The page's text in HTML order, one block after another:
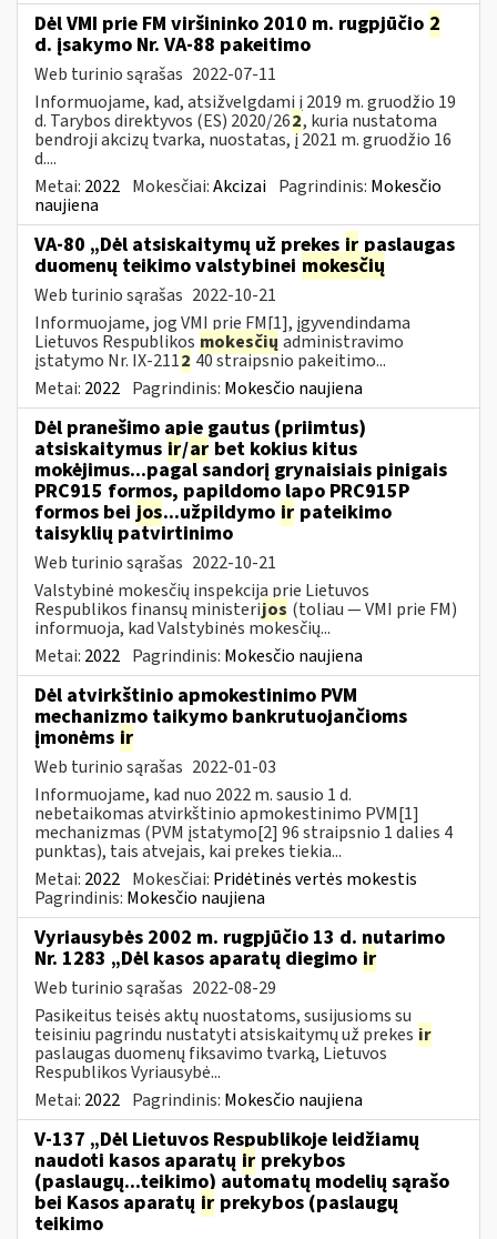
Dėl VMI prie FM viršininko 2010 m. rugpjūčio 2
d. įsakymo Nr. VA-88 pakeitimo
Web turinio sąrašas 2022-07-11
Informuojame, kad, atsižvelgdami į 2019 m. gruodžio 19
d. Tarybos direktyvos (ES) 2020/262, kuria nustatoma
bendroji akcizų tvarka, nuostatas, į 2021 m. gruodžio 16
d....
Metai: 2022 Mokesčiai:Akcizai Pagrindinis: Mokesčio
naujiena
VA-80 „Dėl atsiskaitymų už prekes ir paslaugas
duomenų teikimo valstybinei mokesčių
Web turinio sąrašas 2022-10-21
Informuojame, jog VMI prie FM[1], įgyvendindama
Lietuvos Respublikos mokesčių administravimo
įstatymo Nr. IX-2112 40 straipsnio pakeitimo...
Metai: 2022 Pagrindinis: Mokesčio naujiena
Dėl pranešimo apie gautus (priimtus)
atsiskaitymus ir/ar bet kokius kitus
mokėjimus...pagal sandorį grynaisiais pinigais
PRC915 formos, papildomo lapo PRC915P
formos bei jos...užpildymo ir pateikimo
taisyklių patvirtinimo
Web turinio sąrašas 2022-10-21
Valstybinė mokesčių inspekcija prie Lietuvos
Respublikos finansų ministerijos (toliau ― VMI prie FM)
informuoja, kad Valstybinės mokesčių...
Metai: 2022 Pagrindinis: Mokesčio naujiena
Dėl atvirkštinio apmokestinimo PVM
mechanizmo taikymo bankrutuojančioms
įmonėms ir
Web turinio sąrašas 2022-01-03
Informuojame, kad nuo 2022 m. sausio 1 d.
nebetaikomas atvirkštinio apmokestinimo PVM[1]
mechanizmas (PVM įstatymo[2] 96 straipsnio 1 dalies 4
punktas), tais atvejais, kai prekes tiekia...
Metai: 2022 Mokesčiai: Pridėtinės vertės mokestis
Pagrindinis: Mokesčio naujiena
Vyriausybės 2002 m. rugpjūčio 13 d. nutarimo
Nr. 1283 „Dėl kasos aparatų diegimo ir
Web turinio sąrašas 2022-08-29
Pasikeitus teisės aktų nuostatoms, susijusioms su
teisiniu pagrindu nustatyti atsiskaitymų už prekes ir
paslaugas duomenų fiksavimo tvarką, Lietuvos
Respublikos Vyriausybė...
Metai: 2022 Pagrindinis: Mokesčio naujiena
V-137 „Dėl Lietuvos Respublikoje leidžiamų
naudoti kasos aparatų ir prekybos
(paslaugų...teikimo) automatų modelių sąrašo
bei Kasos aparatų ir prekybos (paslaugų
teikimo